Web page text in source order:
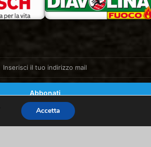
Accetta